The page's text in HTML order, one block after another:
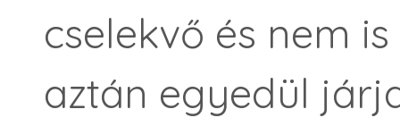
cselekvő és nem
aztán egyedül